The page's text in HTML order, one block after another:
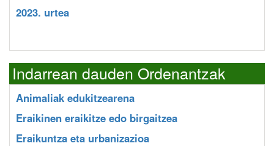
2023. urtea
Indarrean dauden Ordenantzak
Animaliak edukitzearena
Eraikinen eraikitze edo birgaitzea
Eraikuntza eta urbanizazioa